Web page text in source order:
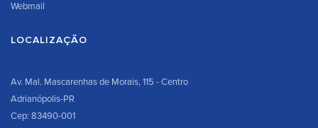
Webmail
LOCALIZAÇÃO
Av. Mal. Mascarenhas de Morais, 115 - Centro
Adrianópolis-PR
Cep: 83490-001